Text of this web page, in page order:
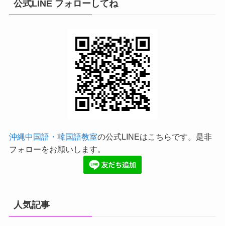
公式LINE フォローしてね
沖縄中国語・韓国語教室の公式LINEはこちらです。是非
フォローをお願いします。
人気記事